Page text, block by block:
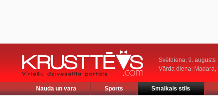
Svētdiena, 9. augusts
Vārda diena: Madara,
Nauda un vara Sports Smalkais stils